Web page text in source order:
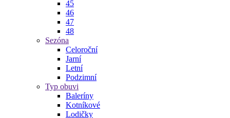
45
46
47
48
Sezóna
Celoroční
Jarní
Letní
Podzimní
Typ obuvi
Baleríny
Kotníkové
Lodičky